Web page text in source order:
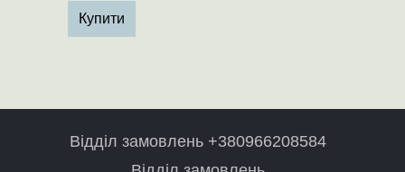
Купити
Відділ замовлень +380966208584